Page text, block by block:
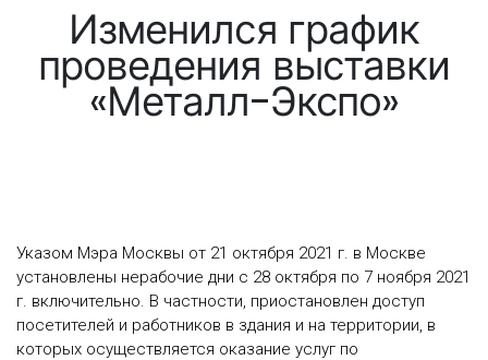
Изменился график
проведения выставки
«Металл-Экспо»
Указом Мэра Москвы от 21 октября 2021 г. в Москве
установлены нерабочие дни с 28 октября по 7 ноября 2021
г. включительно. В частности, приостановлен доступ
посетителей и работников в здания и на территории, в
которых осуществляется оказание услуг по